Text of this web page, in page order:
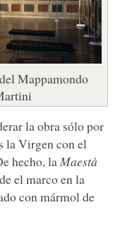
Mappamondo
la obra sólo por
la Virgen con el
hecho, la Maestà
el marco en la
con mármol de